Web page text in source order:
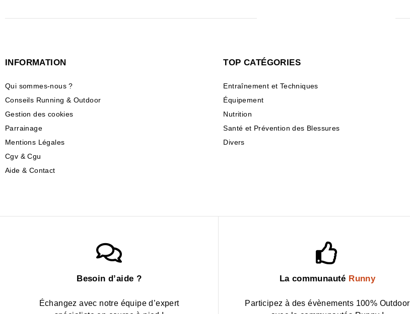
INFORMATION
Qui sommes-nous ?
Conseils Running & Outdoor
Gestion des cookies
Parrainage
Mentions Légales
Cgv & Cgu
Aide & Contact
TOP CATÉGORIES
Entraînement et Techniques
Équipement
Nutrition
Santé et Prévention des Blessures
Divers
Besoin d’aide ?
Échangez avec notre équipe d’expert
La communauté Runny
Participez à des évènements 100% Outdoor